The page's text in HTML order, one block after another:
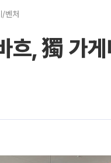
/벤처
흐, 獨 가